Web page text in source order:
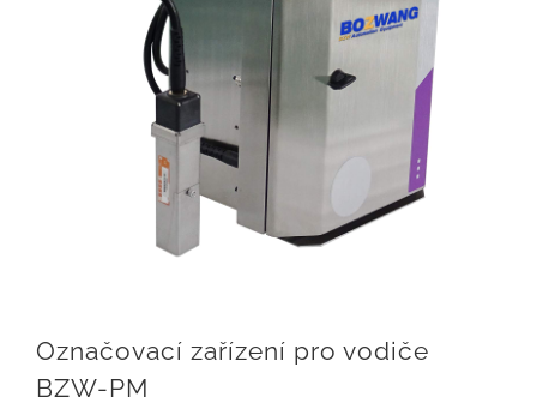
Označovací zařízení pro vodiče
BZW-PM